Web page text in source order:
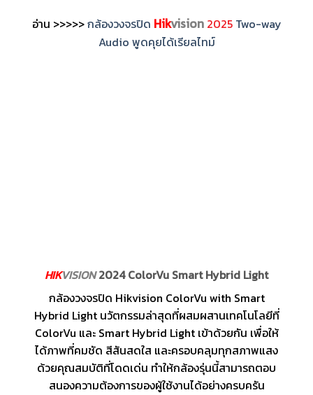
อ่าน >>>>>กล้องวงจรปิด Hikvision 2025Two-way
Audio พูดคุยได้เรียลไทม์
HIKVISION2024 ColorVu Smart Hybrid Light
กล้องวงจรปิด Hikvision ColorVu with Smart
Hybrid Light นวัตกรรมล่าสุดที่ผสมผสานเทคโนโลยีที่
ColorVu และ Smart Hybrid Light เข้าด้วยกัน เพื่อให้
ได้ภาพที่คมชัด สีสันสดใส และครอบคลุมทุกสภาพแสง
ด้วยคุณสมบัติที่โดดเด่น ทำให้กล้องรุ่นนี้สามารถตอบ
สนองความต้องการของผู้ใช้งานได้อย่างครบครัน